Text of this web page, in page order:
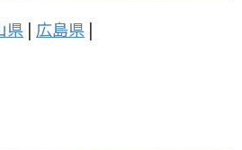
県 | 広島県 |